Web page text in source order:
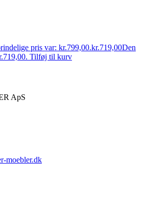
pris var: kr.799,00.kr.719,00Den
Tilføj til kurv
ApS
moebler.dk